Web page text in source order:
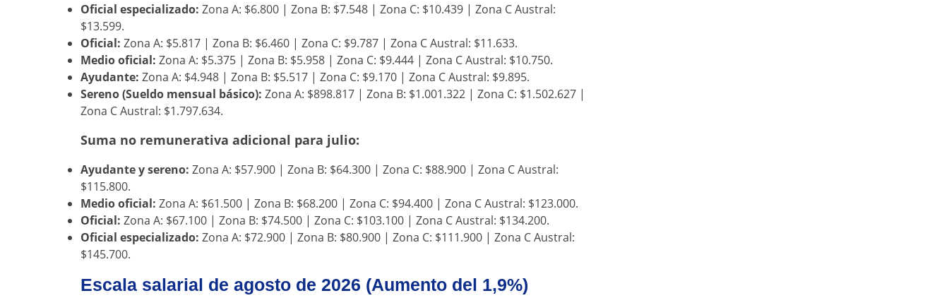
Oficial especializado: Zona A: $6.800 | Zona B: $7.548 | Zona C: $10.439 | Zona C Austral:
$13.599.
Oficial: Zona A: $5.817 | Zona B: $6.460 | Zona C: $9.787 | Zona C Austral: $11.633.
Medio oficial: Zona A: $5.375 | Zona B: $5.958 | Zona C: $9.444 | Zona C Austral: $10.750.
Ayudante: Zona A: $4.948 | Zona B: $5.517 | Zona C: $9.170 | Zona C Austral: $9.895.
Sereno (Sueldo mensual básico): Zona A: $898.817 | Zona B: $1.001.322 | Zona C: $1.502.627 |
Zona C Austral: $1.797.634.
Suma no remunerativa adicional para julio:
Ayudante y sereno: Zona A: $57.900 | Zona B: $64.300 | Zona C: $88.900 | Zona C Austral:
$115.800.
Medio oficial: Zona A: $61.500 | Zona B: $68.200 | Zona C: $94.400 | Zona C Austral: $123.000.
Oficial: Zona A: $67.100 | Zona B: $74.500 | Zona C: $103.100 | Zona C Austral: $134.200.
Oficial especializado: Zona A: $72.900 | Zona B: $80.900 | Zona C: $111.900 | Zona C Austral:
$145.700.
Escala salarial de agosto de 2026 (Aumento del 1,9%)